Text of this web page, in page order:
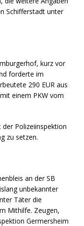
Schifferstadt unter
kurz vor
forderte im
290 EUR aus
einem PKW vom
Polizeiinspektion
zu setzen.
an der SB
unbekannter
Täter die
Mithilfe. Zeugen,
Germersheim